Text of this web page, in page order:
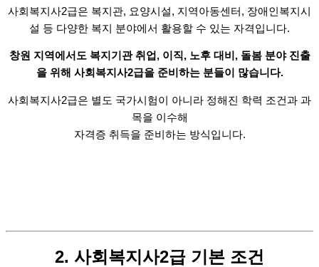
사회복지사2급은 복지관, 요양시설, 지역아동센터, 장애인복지시
설 등 다양한 복지 분야에서 활용할 수 있는 자격입니다.
창원 지역에서도 복지기관 취업, 이직, 노후 대비, 돌봄 분야 진출
을 위해 사회복지사2급을 준비하는 분들이 많습니다.
사회복지사2급은 별도 국가시험이 아니라 정해진 학력 조건과 과
목을 이수해
자격증 취득을 준비하는 방식입니다.
2. 사회복지사2급 기본 조건